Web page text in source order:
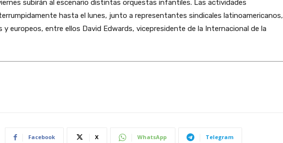
subirán al escenario distintas orquestas infantiles. Las actividades
hasta el lunes, junto a representantes sindicales latinoamericanos,
y europeos, entre ellos David Edwards, vicepresidente de la Internacional de la
Facebook X WhatsApp Telegram